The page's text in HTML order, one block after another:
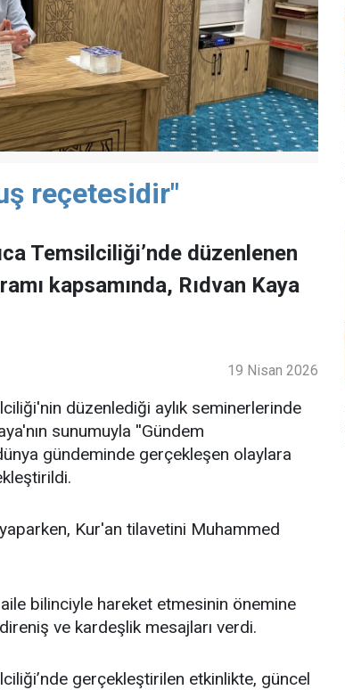
reçetesidir"
Temsilciliği’nde düzenlenen
kapsamında, Rıdvan Kaya
19 Nisan 2026
düzenlediği aylık seminerlerinde
sunumuyla ''Gündem
gündeminde gerçekleşen olaylara
Kur'an tilavetini Muhammed
bilinciyle hareket etmesinin önemine
ve kardeşlik mesajları verdi.
gerçekleştirilen etkinlikte, güncel